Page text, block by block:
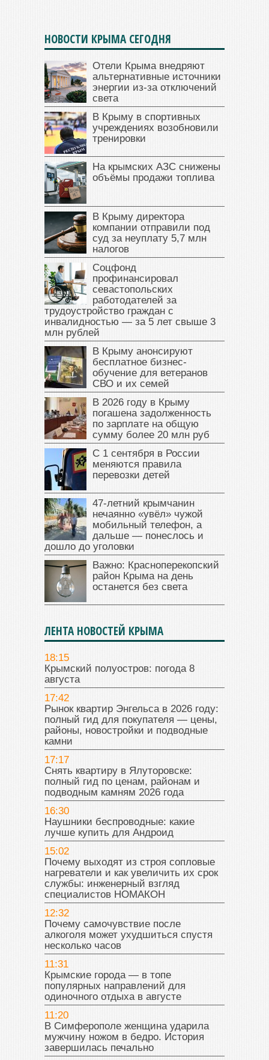
НОВОСТИ КРЫМА СЕГОДНЯ
Отели Крыма внедряют
альтернативные источники
энергии из-за отключений
света
В Крыму в спортивных
учреждениях возобновили
тренировки
На крымских АЗС снижены
объёмы продажи топлива
В Крыму директора
компании отправили под
суд за неуплату 5,7 млн
налогов
Соцфонд
профинансировал
севастопольских
работодателей за
трудоустройство граждан с
инвалидностью — за 5 лет свыше 3
млн рублей
В Крыму анонсируют
бесплатное бизнес-
обучение для ветеранов
СВО и их семей
В 2026 году в Крыму
погашена задолженность
по зарплате на общую
сумму более 20 млн руб
С 1 сентября в России
меняются правила
перевозки детей
47‑летний крымчанин
нечаянно «увёл» чужой
мобильный телефон, а
дальше — понеслось и
дошло до уголовки
Важно: Красноперекопский
район Крыма на день
останется без света
ЛЕНТА НОВОСТЕЙ КРЫМА
18:15
Крымский полуостров: погода 8
августа
17:42
Рынок квартир Энгельса в 2026 году:
полный гид для покупателя — цены,
районы, новостройки и подводные
камни
17:17
Снять квартиру в Ялуторовске:
полный гид по ценам, районам и
подводным камням 2026 года
16:30
Наушники беспроводные: какие
лучше купить для Андроид
15:02
Почему выходят из строя сопловые
нагреватели и как увеличить их срок
службы: инженерный взгляд
специалистов НОМАКОН
12:32
Почему самочувствие после
алкоголя может ухудшиться спустя
несколько часов
11:31
Крымские города — в топе
популярных направлений для
одиночного отдыха в августе
11:20
В Симферополе женщина ударила
мужчину ножом в бедро. История
завершилась печально